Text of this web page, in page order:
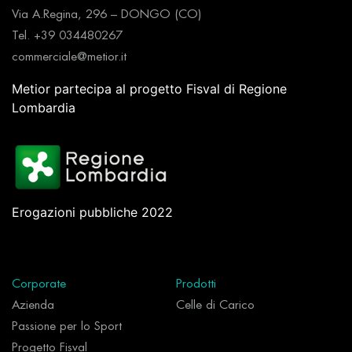
Via A.Regina, 296 – DONGO (CO)
Tel. +39 034480267
commerciale@metior.it
Metior partecipa al progetto Fisval di Regione
Lombardia
Erogazioni pubbliche 2022
Corporate
Azienda
Passione per lo Sport
Progetto Fisval
Prodotti
Celle di Carico